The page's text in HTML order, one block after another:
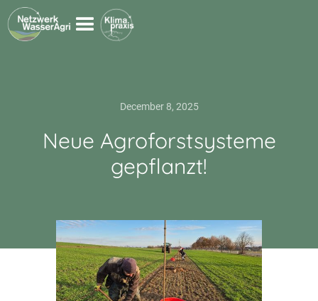
December 8, 2025
Neue Agroforstsysteme
gepflanzt!